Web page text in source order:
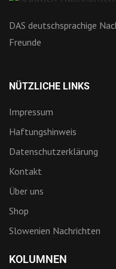
DAS deutschsprachige
Freunde
NÜTZLICHE LINKS
Impressum
Haftungshinweis
Datenschutzerklärung
Kontakt
Über uns
Shop
Slowenien Nachrichten
KOLUMNEN